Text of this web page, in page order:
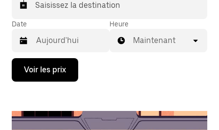
Saisissez la destination
Date
Appuyez
la
bas
Heure
Maintenant
Voir les prix